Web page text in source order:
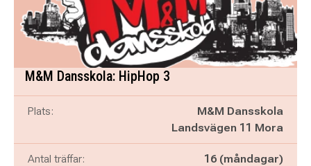
M&M Dansskola: HipHop 3
Plats:
M&M Dansskola
Landsvägen 11 Mora
Antal träffar: 16 (måndagar)